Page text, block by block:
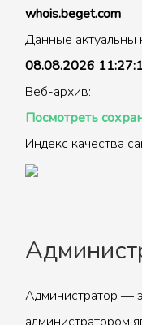
whois.beget.com
Данные актуальны
08.08.2026
Веб-архив:
Посмотреть
Индекс качества
Администратор —